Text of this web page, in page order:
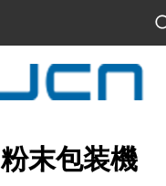
粉末包装機